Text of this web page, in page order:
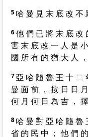
5 哈 曼 見 末 底 改 不
6他 們 已 將 末 底 改
害 末 底 改 一 人 是
國 所 有 的 猶 大 人
7亞 哈 隨 魯 王 十 二
曼 面 前 ， 按 日 日
何 月 何 日 為 吉 ，
8 哈 曼 對 亞 哈 隨 魯
省 的 民 中 ； 他 們